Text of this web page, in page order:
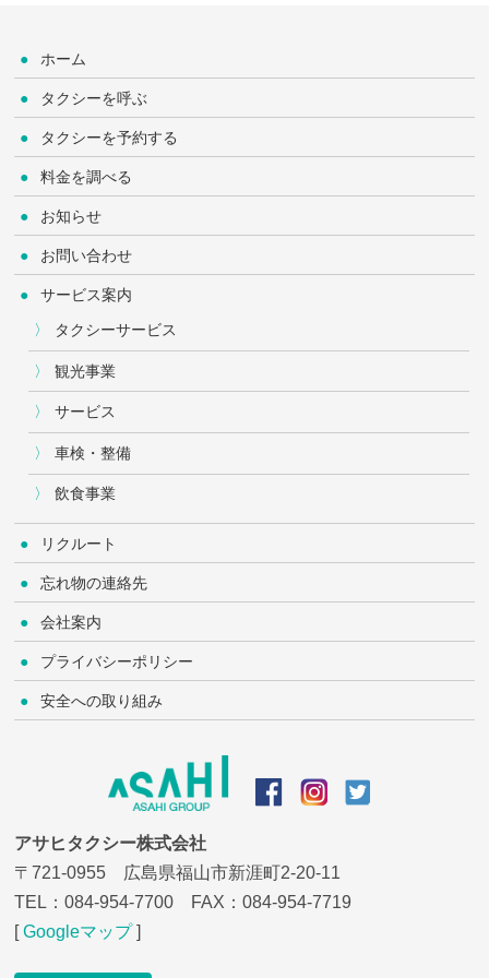
アサヒタクシー株式会社
〒721-0955 広島県福山市新涯町2-20-11
TEL：084-954-7700
FAX：084-954-7719
[Googleマップ]
ホーム
タクシーを呼ぶ
タクシーを予約する
料金を調べる
お知らせ
お問い合わせ
サービス案内
タクシーサービス
観光事業
サービス
車検・整備
飲食事業
リクルート
忘れ物の連絡先
会社案内
プライバシーポリシー
安全への取り組み